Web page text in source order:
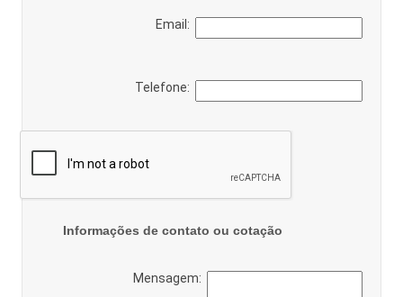
Email:
Telefone:
Informações de contato ou cotação
Mensagem: